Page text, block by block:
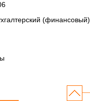
(финансовый)